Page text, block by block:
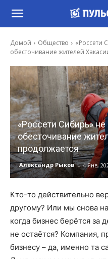
Домой Общество
«Россети
обесточивание жителей
«Россети Сибирь»
обесточивание
продолжается
Александр Рыков - 4 Янв,
Кто-то действительно
другому? Или мы снова
когда бизнес берётся за
не остаётся? Компания,
бизнесу – да, именно та